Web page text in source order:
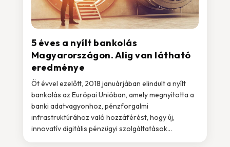
5 éves a nyílt bankolás
Magyarországon. Alig van látható
eredménye
Öt évvel ezelőtt, 2018 januárjában elindult a nyílt
bankolás az Európai Unióban, amely megnyitotta a
banki adatvagyonhoz, pénzforgalmi
infrastruktúrához való hozzáférést, hogy új,
innovatív digitális pénzügyi szolgáltatások...